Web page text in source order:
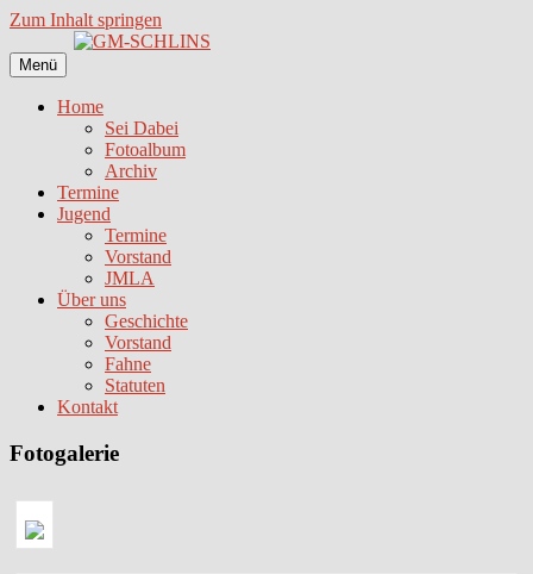
Zum Inhalt springen
Menü
Home
Sei Dabei
Fotoalbum
Archiv
Termine
Jugend
Termine
Vorstand
JMLA
Über uns
Geschichte
Vorstand
Fahne
Statuten
Kontakt
Fotogalerie